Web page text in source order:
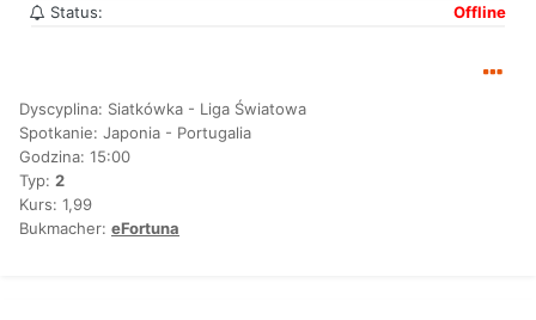
Status:
Offline
Dyscyplina: Siatkówka - Liga Światowa
Spotkanie: Japonia - Portugalia
Godzina: 15:00
Typ: 2
Kurs: 1,99
Bukmacher: eFortuna